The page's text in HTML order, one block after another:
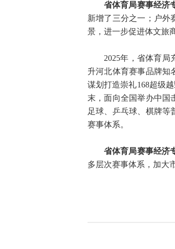
省体育局赛事经济
新增了三分之一；户外
景，进一步促进体文旅
2025年，省体育
升河北体育赛事品牌知
谋划打造崇礼168超级
末，面向全国举办中国
足球、乒乓球、棋牌等
赛事体系。
省体育局赛事经济
多层次赛事体系，加大